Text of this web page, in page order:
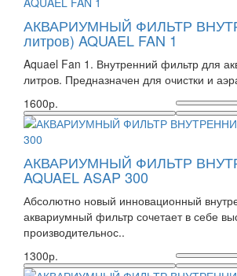
АКВАРИУМНЫЙ ФИЛЬТР
литров) AQUAEL FAN 1
Aquael Fan 1. Внутренний фильтр для
литров. Предназначен для очистки и
1600р.
АКВАРИУМНЫЙ ФИЛЬТР
AQUAEL ASAP 300
Абсолютно новый инновационный
аквариумный фильтр сочетает в себе
производительнос..
1300р.